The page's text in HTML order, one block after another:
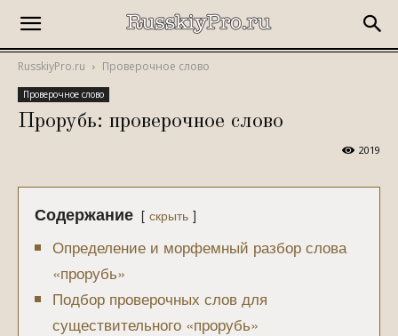
RusskiyPro.ru Проверочное слово
Проверочное слово
Прорубь: проверочное слово
2019
Содержание скрыть
Определение и морфемный разбор слова
«прорубь»
Подбор проверочных слов для
существительного «прорубь»